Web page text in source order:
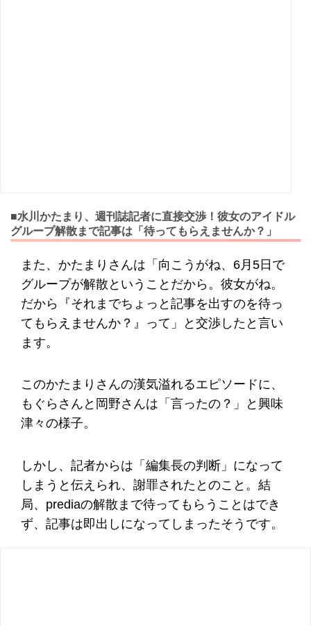
■水川かたまり、週刊誌記者に直接交渉！彼女のアイドル
グループ解散まで記事は「待ってもらえませんか？」
また、かたまりさんは「向こうがね、6月5日で
グループが解散ということだから。彼女がね。
だから『それまでちょっと記事を出すのを待っ
てもらえませんか？』って」と交渉したと言い
ます。
このかたまりさんの漢気溢れるエピソードに、
もぐらさんと岡野さんは「言ったの？」と興味
津々の様子。
しかし、記者からは「編集長の判断」になって
しまうと伝えられ、謝罪されたとのこと。結
局、prediaの解散まで待ってもらうことはでき
ず、記事は即出しになってしまったそうです。